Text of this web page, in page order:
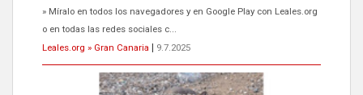
Se llama Siami,es hembra de 4 años,esterilizada con marca de
oreja,cariñosa,mimosa pero miedosa,e...
Leales.org » Gran Canaria
9.7.2025